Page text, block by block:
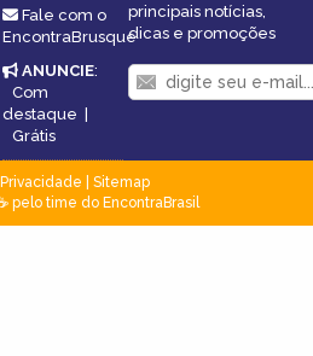
Fale com o
EncontraBrusque
ANUNCIE:
Com
destaque |
Grátis
principais notícias,
dicas e promoções
Privacidade
Sitemap
pelo time do EncontraBrasil